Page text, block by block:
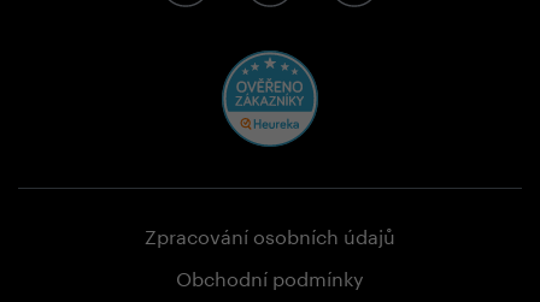
Zpracování osobních údajů
Obchodní podmínky